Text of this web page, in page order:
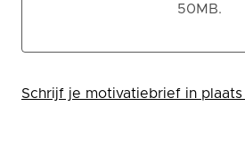
50MB.
Schrijf je motivatiebrief in plaats